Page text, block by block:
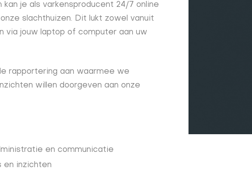
kan je als varkensproducent 24/7 online
slachthuizen. Dit lukt zowel vanuit
via jouw laptop of computer aan uw
rapportering aan waarmee we
willen doorgeven aan onze
en communicatie
en inzichten